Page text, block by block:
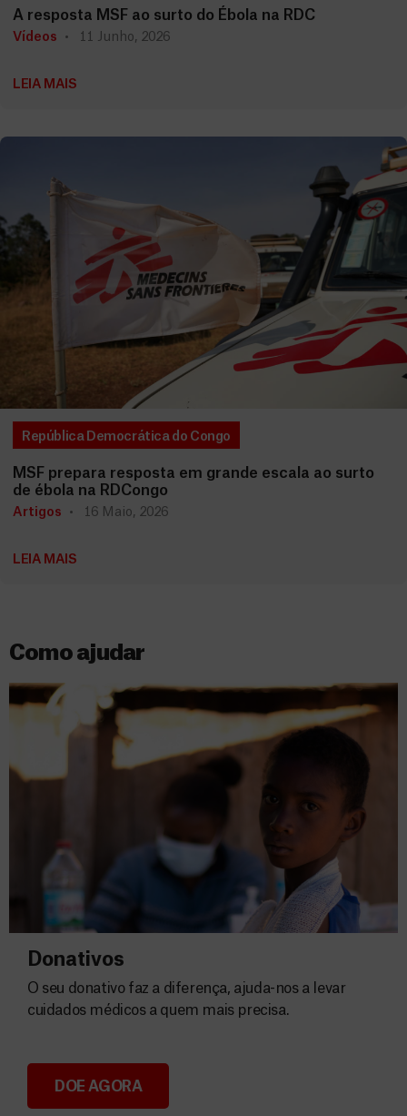
A resposta MSF ao surto do Ébola na RDC
Vídeos 11 Junho, 2026
LEIA MAIS
República Democrática do Congo
MSF prepara resposta em grande escala ao surto
de ébola na RDCongo
Artigos 16 Maio, 2026
LEIA MAIS
Como ajudar
Donativos
Donativos
O seu donativo faz a diferença, ajuda-nos a levar
cuidados médicos a quem mais precisa.
DOE AGORA